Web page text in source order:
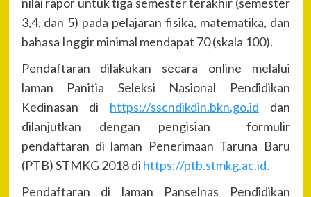
3,4, dan 5) pada pelajaran fisika, matematika, dan
bahasa Inggir minimal mendapat 70 (skala 100).
Pendaftaran dilakukan secara online melalui
laman Panitia Seleksi Nasional Pendidikan
Kedinasan di https://sscndikdin.bkn.go.id dan
dilanjutkan dengan pengisian formulir
pendaftaran di laman Penerimaan Taruna Baru
(PTB) STMKG 2018 di https://ptb.stmkg.ac.id.
Pendaftaran di laman Panselnas Pendidikan